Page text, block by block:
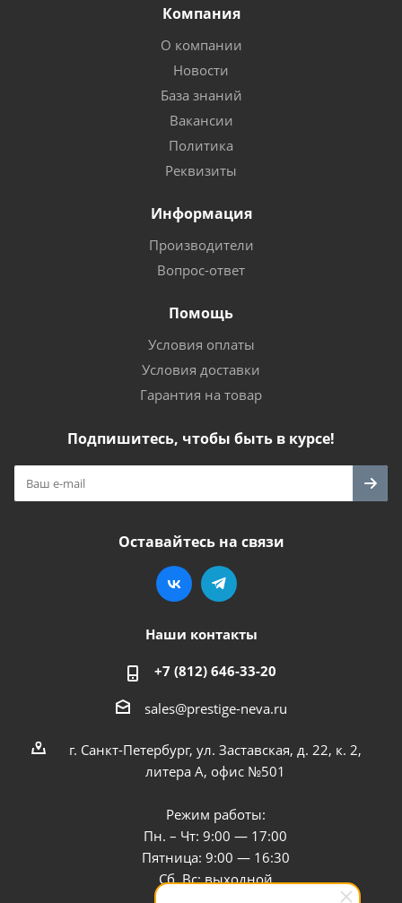
Компания
О компании
Новости
База знаний
Вакансии
Политика
Реквизиты
Информация
Производители
Вопрос-ответ
Помощь
Условия оплаты
Условия доставки
Гарантия на товар
Подпишитесь, чтобы быть в курсе!
Оставайтесь на связи
Наши контакты
+7 (812) 646-33-20
sales@prestige-neva.ru
г. Санкт-Петербург, ул. Заставская, д. 22, к. 2,
литера А, офис №501
Режим работы:
Пн. – Чт: 9:00 — 17:00
Пятница: 9:00 — 16:30
Сб, Вс: выходной